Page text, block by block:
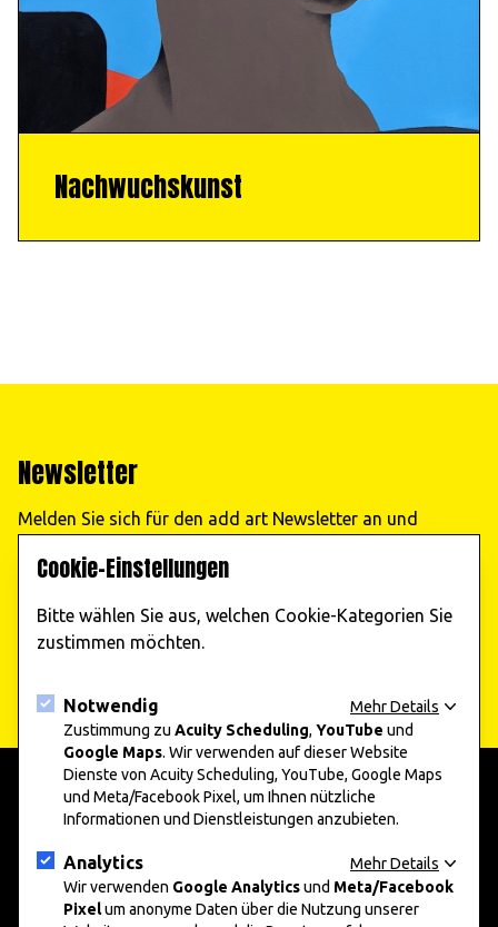
Nachwuchskunst
Newsletter
Melden Sie sich für den add art Newsletter an und
Veranstaltungen!
Jetzt abonnieren
add art 2025
Unternehmen und Kunst 2025
Nachwuchskunst 2025
Informationen
Datenschutz
Impressum
Cookie-Einstellungen
Bitte wählen Sie aus, welchen Cookie-Kategorien Sie
zustimmen möchten.
Notwendig
Mehr Details
Zustimmung zu Acuity Scheduling, YouTube und
Google Maps. Wir verwenden auf dieser Website
Dienste von Acuity Scheduling, YouTube, Google Maps
und Meta/Facebook Pixel, um Ihnen nützliche
Informationen und Dienstleistungen anzubieten.
Analytics
Mehr Details
Wir verwenden Google Analyticsund Meta/Facebook
Pixelum anonyme Daten über die Nutzung unserer